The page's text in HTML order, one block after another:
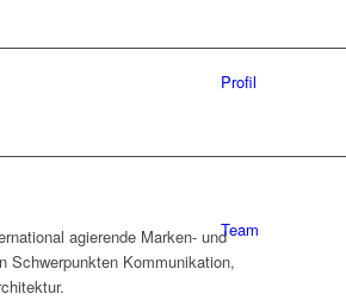
Profil
Team
agierende Marken- und
Schwerpunkten Kommunikation,